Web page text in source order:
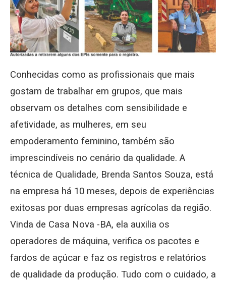
Conhecidas como as profissionais que mais
gostam de trabalhar em grupos, que mais
observam os detalhes com sensibilidade e
afetividade, as mulheres, em seu
empoderamento feminino, também são
imprescindíveis no cenário da qualidade. A
técnica de Qualidade, Brenda Santos Souza, está
na empresa há 10 meses, depois de experiências
exitosas por duas empresas agrícolas da região.
Vinda de Casa Nova -BA, ela auxilia os
operadores de máquina, verifica os pacotes e
fardos de açúcar e faz os registros e relatórios
de qualidade da produção. Tudo com o cuidado, a